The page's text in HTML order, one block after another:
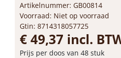
Artikelnummer: GB00814
Voorraad: Niet op voorraad
Gtin: 8714318057725
€ 49,37 incl.
Prijs per doos van 48 stuk